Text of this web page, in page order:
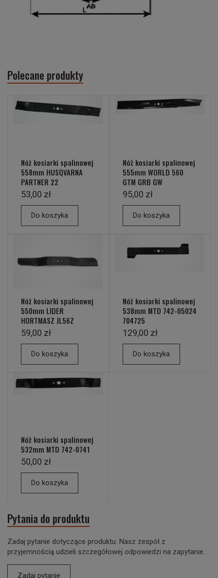
Polecane produkty
Nóż kosiarki spalinowej
558mm HUSQVARNA
PARTNER 22
53,00 zł
Do koszyka
Nóż kosiarki spalinowej
555mm WORLD 560
GTM GRB GW
95,00 zł
Do koszyka
Nóż kosiarki spalinowej
550mm LIDER
HORTMASZ JL56Z
59,00 zł
Do koszyka
Nóż kosiarki spalinowej
538mm MTD 742-05024
704725
129,00 zł
Do koszyka
Nóż kosiarki spalinowej
532mm MTD 742-0741
50,00 zł
Do koszyka
Pytania do produktu
Zadaj pytanie dotyczące produktu. Nasz zespół z
przyjemnością udzieli szczegółowej odpowiedzi na zapytanie.
Zadaj pytanie